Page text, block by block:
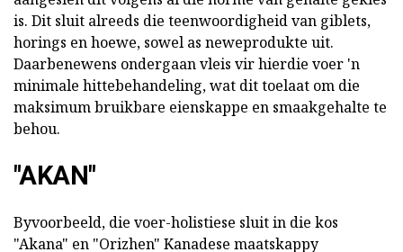
is. Dit sluit alreeds die teenwoordigheid van giblets,
horings en hoewe, sowel as neweprodukte uit.
Daarbenewens ondergaan vleis vir hierdie voer 'n
minimale hittebehandeling, wat dit toelaat om die
maksimum bruikbare eienskappe en smaakgehalte te
behou.
"AKAN"
Byvoorbeeld, die voer-holistiese sluit in die kos
"Akana" en "Orizhen" Kanadese maatskappy